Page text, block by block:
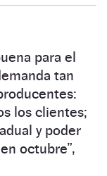
para el
tan
los clientes;
y poder
octubre”,